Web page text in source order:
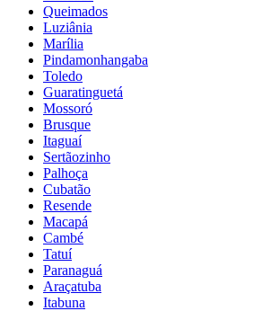
Queimados
Luziânia
Marília
Pindamonhangaba
Toledo
Guaratinguetá
Mossoró
Brusque
Itaguaí
Sertãozinho
Palhoça
Cubatão
Resende
Macapá
Cambé
Tatuí
Paranaguá
Araçatuba
Itabuna